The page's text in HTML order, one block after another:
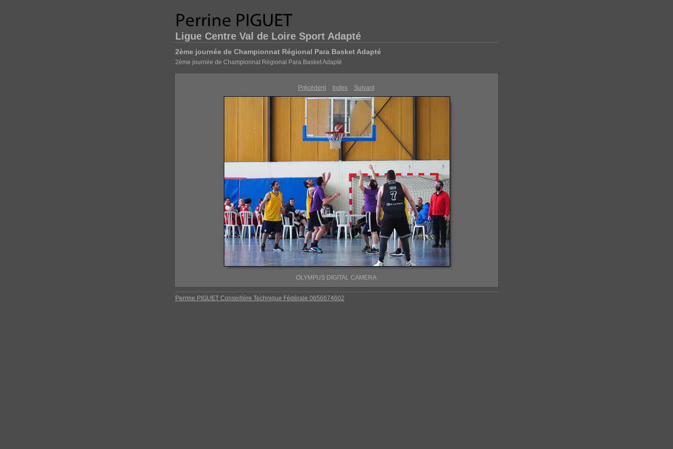
Ligue Centre Val de Loire Sport Adapté
2ème journée de Championnat Régional Para Basket Adapté
2ème journée de Championnat Régional Para Basket Adapté
Précédent Index Suivant
OLYMPUS DIGITAL CAMERA
Perrine PIGUET Conseillère Technique Fédérale 0656674602